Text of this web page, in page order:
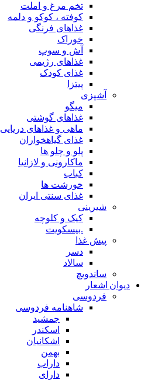
تخم مرغ و املت
کوفته ، کوکو و دلمه
غذاهای فرنگی
خوراک
آش و سوپ
غذاهای رژیمی
غذای کودک
پیتزا
آشپزی
میگو
غذاهای گوشتی
ماهی و غذاهای دریایی
غذای گیاهخواران
پلو و چلو ها
ماکارونی و لازانیا
کباب
خورشت ها
غذای سنتی ایران
شیرینی
کیک و کلوچه
.بیسکویت
پیش غذا
دسر
سالاد
ساندویچ
دیوان اشعار
فردوسی
شاهنامه فردوسی
جمشید
اسکندر
اشکانیان
بهمن
داراب
دارای